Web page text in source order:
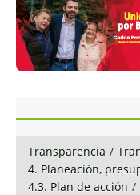
Transparencia /
4. Planeación,
4.3. Plan de acción /